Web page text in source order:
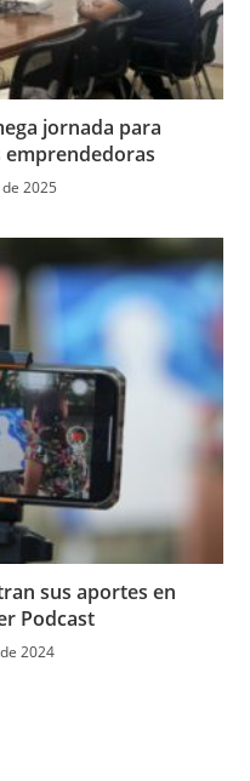
jornada para
2025
sus aportes en
Podcast
2024